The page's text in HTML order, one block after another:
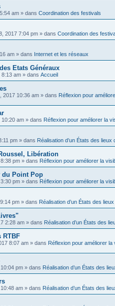
am » dans Coordination des festivals
2017 7:04 pm » dans Coordination des
am » dans Internet et les réseaux
Etats Généraux
am » dans Accueil
2017 10:36 am » dans Réflexion pour
am » dans Réflexion pour améliorer la
pm » dans Réalisation d’un États des lieux
Libération
pm » dans Réflexion pour améliorer la
du Point Pop
pm » dans Réflexion pour améliorer la
pm » dans Réalisation d’un États des lieux
2:28 am » dans Réalisation d’un États des
RTBF
8:07 am » dans Réflexion pour améliorer la
pm » dans Réalisation d’un États des
am » dans Réalisation d’un États des